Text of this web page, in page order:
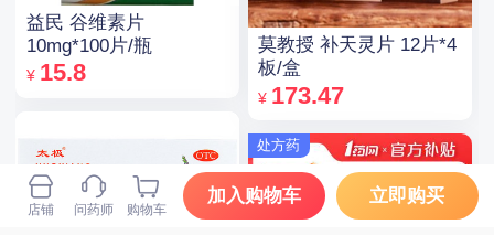
店铺 问药师 购物车
加入购物车 立即购买
益民 谷维素片
10mg*100片/瓶
¥ 15.8
莫教授 补天灵片 12片*4
板/盒
¥ 173.47
处方药